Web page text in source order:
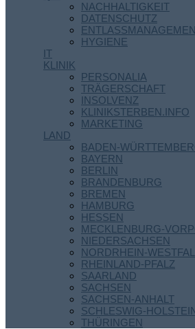
NACHHALTIGKEIT
DATENSCHUTZ
HYGIENE
IT
KLINIK
PERSONALIA
TRÄGERSCHAFT
INSOLVENZ
KLINIKSTERBEN.INFO
MARKETING
LAND
BADEN-
BAYERN
BERLIN
BRANDENBURG
BREMEN
HAMBURG
HESSEN
MECKLENBURG-
NIEDERSACHSEN
NORDRHEIN-
RHEINLAND-PFALZ
SAARLAND
SACHSEN
SACHSEN-ANHALT
SCHLESWIG-
THÜRINGEN